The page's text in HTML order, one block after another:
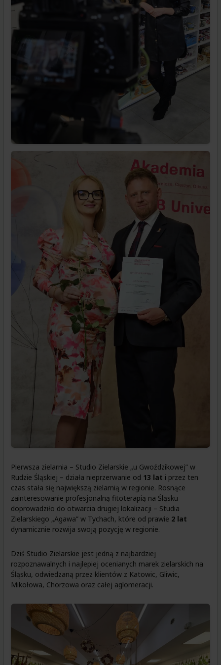
Pokrzywa
Pyłek pszczeli
Propolis
Różeniec górski
Szafran
Wierzbownica
Witaminy i minerały
Zdrowa żywność na wątrobę
Zdrowa żywność na wrzody
Zdrowa żywność na zaparcia
Zdrowa żywność na żołądek
Pierwsza zielarnia – Studio Zielarskie „u Gwoździkowej” w
Rudzie Śląskiej – działa nieprzerwanie od 13 lat i przez ten
czas stała się największą zielarnią w regionie. Rosnące
zainteresowanie profesjonalną fitoterapią na Śląsku
doprowadziło do otwarcia drugiej lokalizacji – Studia
Zielarskiego „Agawa” w Tychach, które od prawie 2 lat
dynamicznie rozwija swoją pozycję w regionie.
Dziś Studio Zielarskie jest jedną z najbardziej
rozpoznawalnych i najlepiej ocenianych marek zielarskich na
Śląsku, odwiedzaną przez klientów z Katowic, Gliwic,
Mikołowa, Chorzowa oraz całej aglomeracji.